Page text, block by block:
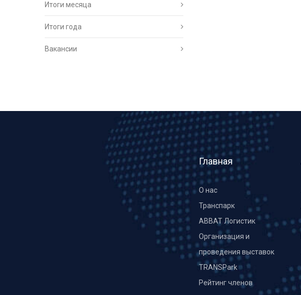
Итоги месяца
Итоги года
Вакансии
Главная
О нас
Транспарк
ABBAT Логистик
Организация и
проведения выставок
TRANSPark
Рейтинг членов